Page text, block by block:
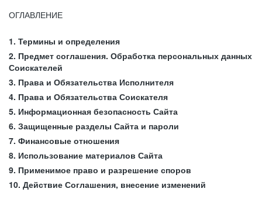
ОГЛАВЛЕНИЕ
1. Термины и определения
2. Предмет соглашения. Обработка персональных данных
Соискателей
3. Права и Обязательства Исполнителя
4. Права и Обязательства Соискателя
5. Информационная безопасность Сайта
6. Защищенные разделы Сайта и пароли
7. Финансовые отношения
8. Использование материалов Сайта
9. Применимое право и разрешение споров
10. Действие Соглашения, внесение изменений